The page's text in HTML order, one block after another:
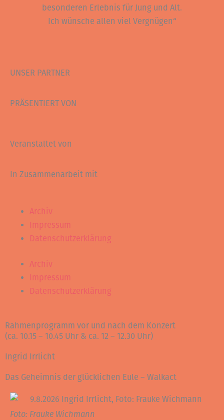
besonderen Erlebnis für Jung und Alt.
Ich wünsche allen viel Vergnügen“
UNSER PARTNER
PRÄSENTIERT VON
Veranstaltet von
In Zusammenarbeit mit
Archiv
Impressum
Datenschutzerklärung
Archiv
Impressum
Datenschutzerklärung
Rahmenprogramm vor und nach dem Konzert
(ca. 10.15 – 10.45 Uhr & ca. 12 – 12.30 Uhr)
Ingrid Irrlicht
Das Geheimnis der glücklichen Eule – Walkact
Foto: Frauke Wichmann